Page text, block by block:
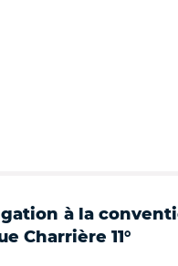
à la
Charrière 11°